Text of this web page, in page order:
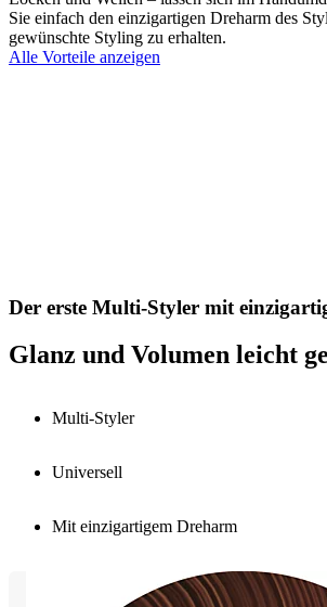
Sie einfach den einzigartigen Dreharm des
gewünschte Styling zu erhalten.
Alle Vorteile anzeigen
Der erste Multi-Styler mit
Glanz und Volumen leicht
Multi-Styler
Universell
Mit einzigartigem Dreharm